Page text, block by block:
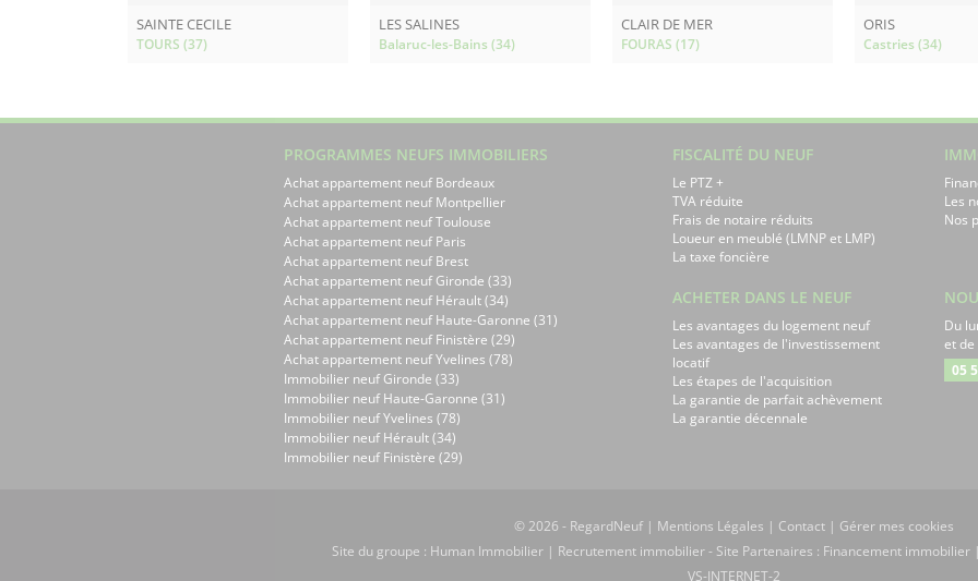
SAINTE CECILE
TOURS (37)
LES SALINES
Balaruc-les-Bains (34)
CLAIR DE MER
FOURAS (17)
ORIS
Castries (34)
PROGRAMMES NEUFS IMMOBILIERS
Achat appartement neuf Bordeaux
Achat appartement neuf Montpellier
Achat appartement neuf Toulouse
Achat appartement neuf Paris
Achat appartement neuf Brest
Achat appartement neuf Gironde (33)
Achat appartement neuf Hérault (34)
Achat appartement neuf Haute-Garonne (31)
Achat appartement neuf Finistère (29)
Achat appartement neuf Yvelines (78)
Immobilier neuf Gironde (33)
Immobilier neuf Haute-Garonne (31)
Immobilier neuf Yvelines (78)
Immobilier neuf Hérault (34)
Immobilier neuf Finistère (29)
FISCALITÉ DU NEUF
Le PTZ +
TVA réduite
Frais de notaire réduits
Loueur en meublé (LMNP et LMP)
La taxe foncière
Les
Nos
ACHETER DANS LE NEUF
Les avantages du logement neuf
Les avantages de l'investissement
locatif
Les étapes de l'acquisition
La garantie de parfait achèvement
La garantie décennale
Du
et
05
© 2026 - RegardNeuf | Mentions Légales | Contact| Gérer mes cookies
Site du groupe : Human Immobilier| Recrutement immobilier- Site Partenaires : Financement immobilier|
VS-INTERNET-2